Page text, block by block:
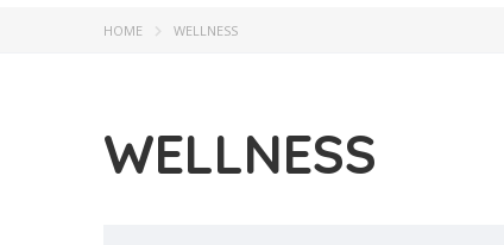
HOME WELLNESS
WELLNESS